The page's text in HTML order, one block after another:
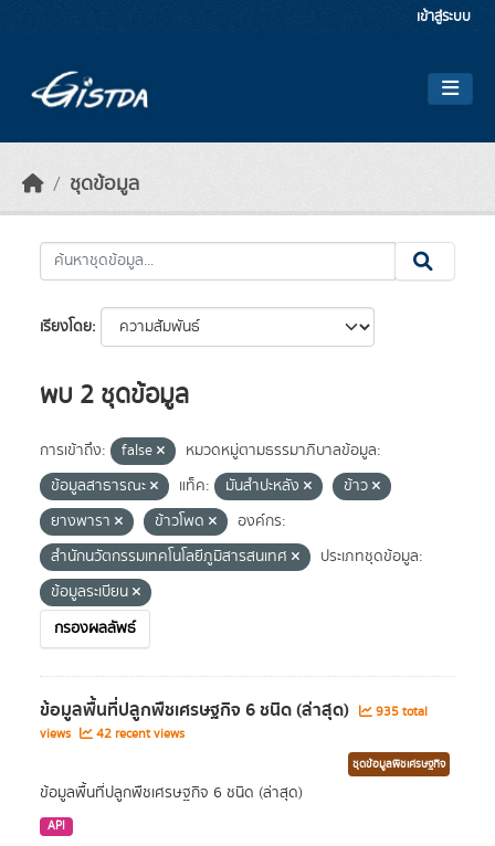
เข้าสู่ระบบ
ชุดข้อมูล
เรียงโดย
พบ 2 ชุดข้อมูล
การเข้าถึง: false
หมวดหมู่ตามธรรมาภิบาลข้อมูล:
ข้อมูลสาธารณะ
แท็ค: มันสำปะหลัง
ข้าว
ยางพารา
ข้าวโพด
องค์กร:
สำนักนวัตกรรมเทคโนโลยีภูมิสารสนเทศ
ประเภทชุดข้อมูล:
ข้อมูลระเบียน
กรองผลลัพธ์
ข้อมูลพื้นที่ปลูกพืชเศรษฐกิจ 6 ชนิด (ล่าสุด)
935 total
views
42 recent views
ชุดข้อมูลพืชเศรษฐกิจ
ข้อมูลพื้นที่ปลูกพืชเศรษฐกิจ 6 ชนิด (ล่าสุด)
API